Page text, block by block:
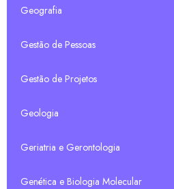
Geografia
Gestão de Pessoas
Gestão de Projetos
Geologia
Geriatria e Gerontologia
Genética e Biologia Molecular